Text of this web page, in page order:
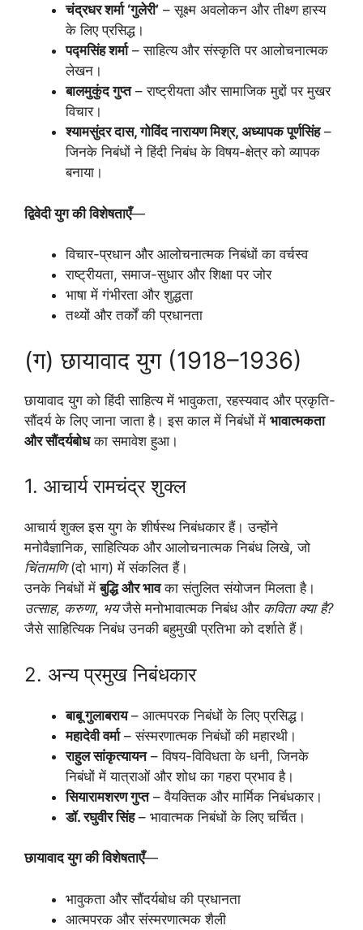
चंद्रधर शर्मा ‘गुलेरी’ – सूक्ष्म अवलोकन और तीक्ष्ण हास्य
के लिए प्रसिद्ध।
पद्मसिंह शर्मा– साहित्य और संस्कृति पर आलोचनात्मक
लेखन।
बालमुकुंद गुप्त– राष्ट्रीयता और सामाजिक मुद्दों पर मुखर
विचार।
श्यामसुंदर दास, गोविंद नारायण मिश्र, अध्यापक पूर्णसिंह–
जिनके निबंधों ने हिंदी निबंध के विषय-क्षेत्र को व्यापक
बनाया।
द्विवेदी युग की विशेषताएँ—
विचार-प्रधान और आलोचनात्मक निबंधों का वर्चस्व
राष्ट्रीयता, समाज-सुधार और शिक्षा पर जोर
भाषा में गंभीरता और शुद्धता
तथ्यों और तर्कों की प्रधानता
(ग) छायावाद युग (1918–1936)
छायावाद युग को हिंदी साहित्य में भावुकता, रहस्यवाद और प्रकृति-
सौंदर्य के लिए जाना जाता है। इस काल में निबंधों में भावात्मकता
और सौंदर्यबोधका समावेश हुआ।
1. आचार्य रामचंद्र शुक्ल
आचार्य शुक्ल इस युग के शीर्षस्थ निबंधकार हैं। उन्होंने
मनोवैज्ञानिक, साहित्यिक और आलोचनात्मक निबंध लिखे, जो
चिंतामणि(दो भाग) में संकलित हैं।
उनके निबंधों मेंबुद्धि और भावका संतुलित संयोजन मिलता है।
उत्साह, करुणा, भयजैसे मनोभावात्मक निबंध और कविता क्या है?
जैसे साहित्यिक निबंध उनकी बहुमुखी प्रतिभा को दर्शाते हैं।
2. अन्य प्रमुख निबंधकार
बाबू गुलाबराय– आत्मपरक निबंधों के लिए प्रसिद्ध।
महादेवी वर्मा– संस्मरणात्मक निबंधों की महारथी।
राहुल सांकृत्यायन– विषय-विविधता के धनी, जिनके
निबंधों में यात्राओं और शोध का गहरा प्रभाव है।
सियारामशरण गुप्त– वैयक्तिक और मार्मिक निबंधकार।
डॉ. रघुवीर सिंह– भावात्मक निबंधों के लिए चर्चित।
छायावाद युग की विशेषताएँ—
भावुकता और सौंदर्यबोध की प्रधानता
आत्मपरक और संस्मरणात्मक शैली